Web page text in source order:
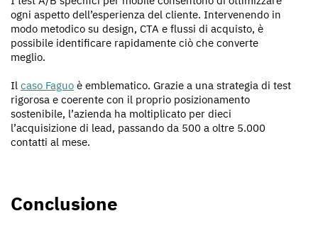
ogni aspetto dell’esperienza del cliente. Intervenendo in
modo metodico su design, CTA e flussi di acquisto, è
possibile identificare rapidamente ciò che converte
meglio.
Il caso Faguo è emblematico. Grazie a una strategia di test
rigorosa e coerente con il proprio posizionamento
sostenibile, l’azienda ha moltiplicato per dieci
l’acquisizione di lead, passando da 500 a oltre 5.000
contatti al mese.
Conclusione